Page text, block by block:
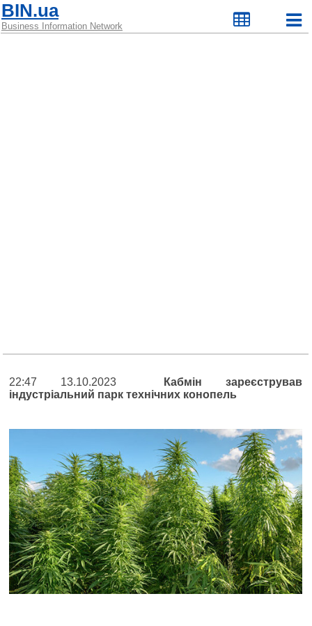
BIN.ua
Business Information Network
22:47 13.10.2023
Кабмін зареєстрував
індустріальний парк технічних конопель